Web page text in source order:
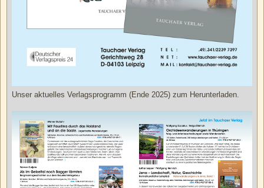
Unser aktuelles Verlagsprogramm (Ende 2025) zum Herunterladen.